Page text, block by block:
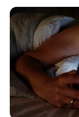
PAPA FRANCISCO
Maia, en los
Colombia:
PICO Y PLACA